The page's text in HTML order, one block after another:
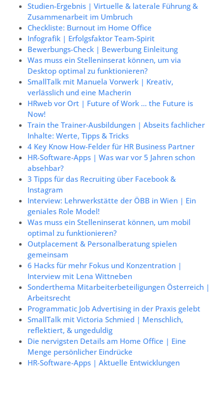
Studien-Ergebnis | Virtuelle & laterale Führung &
Zusammenarbeit im Umbruch
Checkliste: Burnout im Home Office
Infografik | Erfolgsfaktor Team-Spirit
Bewerbungs-Check | Bewerbung Einleitung
Was muss ein Stelleninserat können, um via
Desktop optimal zu funktionieren?
SmallTalk mit Manuela Vorwerk | Kreativ,
verlässlich und eine Macherin
HRweb vor Ort | Future of Work … the Future is
Now!
Train the Trainer-Ausbildungen | Abseits fachlicher
Inhalte: Werte, Tipps & Tricks
4 Key Know How-Felder für HR Business Partner
HR-Software-Apps | Was war vor 5 Jahren schon
absehbar?
3 Tipps für das Recruiting über Facebook &
Instagram
Interview: Lehrwerkstätte der ÖBB in Wien | Ein
geniales Role Model!
Was muss ein Stelleninserat können, um mobil
optimal zu funktionieren?
Outplacement & Personalberatung spielen
gemeinsam
6 Hacks für mehr Fokus und Konzentration |
Interview mit Lena Wittneben
Sonderthema Mitarbeiterbeteiligungen Österreich |
Arbeitsrecht
Programmatic Job Advertising in der Praxis gelebt
SmallTalk mit Victoria Schmied | Menschlich,
reflektiert, & ungeduldig
Die nervigsten Details am Home Office | Eine
Menge persönlicher Eindrücke
HR-Software-Apps | Aktuelle Entwicklungen